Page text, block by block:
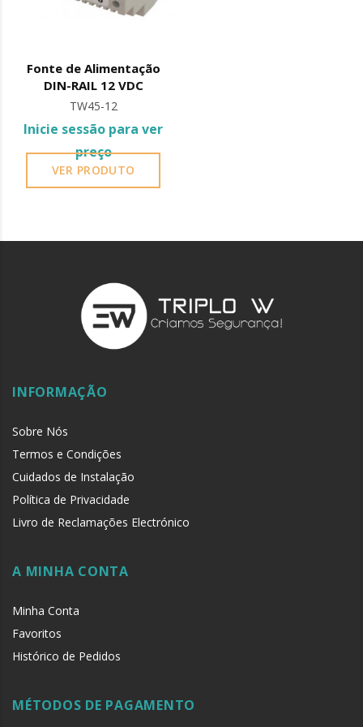
IP66 adequado para uso no exterior
Fonte de Alimentação
DIN-RAIL 12 VDC
TW45-12
Inicie sessão para ver
preço
VER PRODUTO
INFORMAÇÃO
Sobre Nós
Termos e Condições
Cuidados de Instalação
Política de Privacidade
Livro de Reclamações Electrónico
A MINHA CONTA
Minha Conta
Favoritos
Histórico de Pedidos
MÉTODOS DE PAGAMENTO